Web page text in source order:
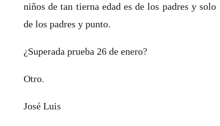
niños de tan tierna edad es de los padres y solo
de los padres y punto.
¿Superada prueba 26 de enero?
Otro.
José Luis